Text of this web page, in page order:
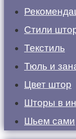
Стили
Текстиль
Тюль и
Цвет штор
Шторы в
Шьем сами